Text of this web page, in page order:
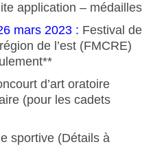
application – médailles
mars 2023 : Festival de
de l’est (FMCRE)
d’art oratoire
(pour les cadets
sportive (Détails à